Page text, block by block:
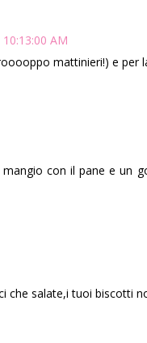
AM
mattinieri!) e per
con il pane e un
che salate,i tuoi biscotti